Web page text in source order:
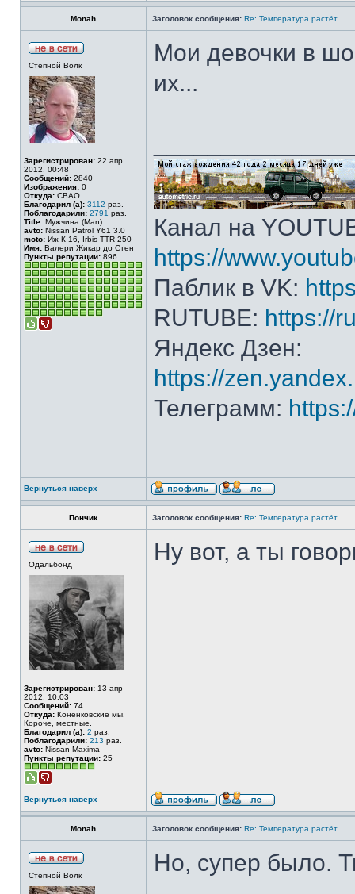
Monah Заголовок сообщения: Re: Температура растёт...
Степной Волк
Зарегистрирован: 22 апр
2012, 00:48
Сообщений: 2840
Изображения: 0
Откуда: СВАО
Благодарил (а): 3112 раз.
Поблагодарили: 2791 раз.
Title: Мужчина (Man)
avto: Nissan Patrol Y61 3.0
moto: Иж К-16, Irbis TTR 250
Имя: Валери Жикар до Стен
Пункты репутации: 896
Мои девочки в
их...
Канал на
https://
Паблик в VK:
RUTUBE: https://
Яндекс Дзен:
https://
Телеграмм:
Вернуться наверх
Пончик Заголовок сообщения: Re: Температура растёт...
Одальбонд
Зарегистрирован: 13 апр
2012, 10:03
Сообщений: 74
Откуда: Коненковские мы.
Короче, местные.
Благодарил (а): 2 раз.
Поблагодарили: 213 раз.
avto: Nissan Maxima
Пункты репутации: 25
Ну вот, а ты
Вернуться наверх
Monah Заголовок сообщения: Re: Температура растёт...
Степной Волк Но, супер было.